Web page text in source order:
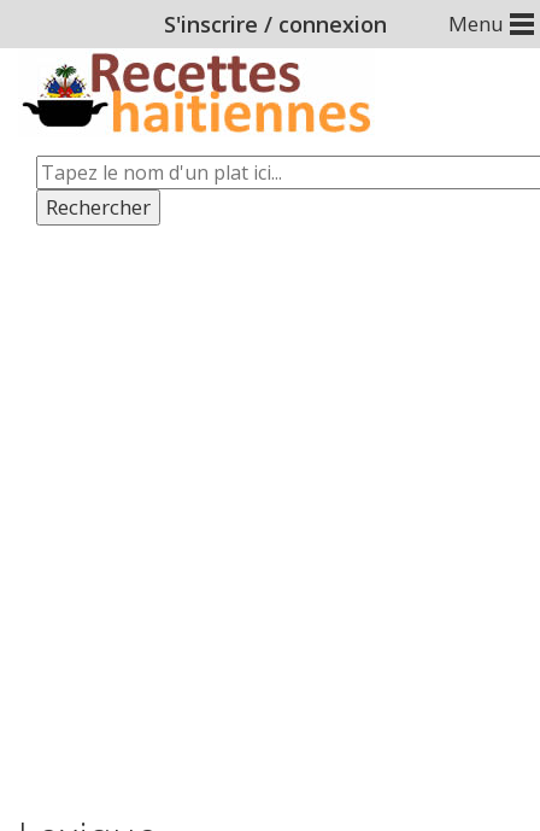
Menu
S'inscrire / connexion
Rechercher